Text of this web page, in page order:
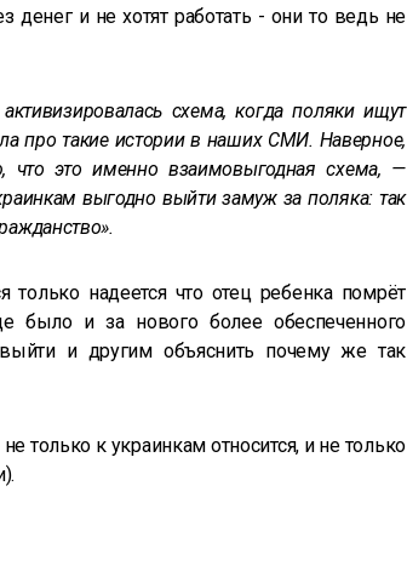
денег и не хотят работать - они то ведь не
схема, когда поляки ищут
про такие истории в наших СМИ. Наверное,
это именно взаимовыгодная схема, —
выгодно выйти замуж за поляка: так
только надеется что отец ребенка помрёт
было и за нового более обеспеченного
и другим объяснить почему же так
только к украинкам относится, и не только